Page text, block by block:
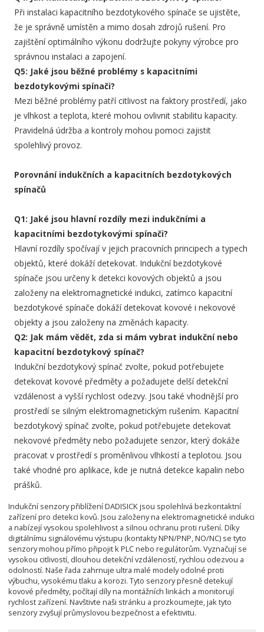
Při instalaci kapacitního bezdotykového spínače se ujistěte,
že je správně umístěn a mimo dosah zdrojů rušení. Pro
zajištění optimálního výkonu dodržujte pokyny výrobce pro
správnou instalaci a zapojení.
Q5: Jaké jsou běžné problémy s kapacitními
bezdotykovými spínači?
Mezi běžné problémy patří citlivost na faktory prostředí, jako
je vlhkost a teplota, které mohou ovlivnit stabilitu kapacity.
Pravidelná údržba a kontroly mohou pomoci zajistit
spolehlivý provoz.
Porovnání indukčních a kapacitních bezdotykových
spínačů
Q1: Jaké jsou hlavní rozdíly mezi indukčními a
kapacitními bezdotykovými spínači?
Hlavní rozdíly spočívají v jejich pracovních principech a typech
objektů, které dokáží detekovat. Indukční bezdotykové
spínače jsou určeny k detekci kovových objektů a jsou
založeny na elektromagnetické indukci, zatímco kapacitní
bezdotykové spínače dokáží detekovat kovové i nekovové
objekty a jsou založeny na změnách kapacity.
Q2: Jak mám vědět, zda si mám vybrat indukční nebo
kapacitní bezdotykový spínač?
Indukční bezdotykový spínač zvolte, pokud potřebujete
detekovat kovové předměty a požadujete delší detekční
vzdálenost a vyšší rychlost odezvy. Jsou také vhodnější pro
prostředí se silným elektromagnetickým rušením. Kapacitní
bezdotykový spínač zvolte, pokud potřebujete detekovat
nekovové předměty nebo požadujete senzor, který dokáže
pracovat v prostředí s proměnlivou vlhkostí a teplotou. Jsou
také vhodné pro aplikace, kde je nutná detekce kapalin nebo
prášků.
Indukční senzory přiblížení DADISICK jsou spolehlivá bezkontaktní
zařízení pro detekci kovů. Jsou založeny na elektromagnetické indukci
a nabízejí vysokou spolehlivost a silnou ochranu proti rušení. Díky
digitálnímu signálovému výstupu (kontakty NPN/PNP, NO/NC) se tyto
senzory mohou přímo připojit k PLC nebo regulátorům. Vyznačují se
vysokou citlivostí, dlouhou detekční vzdáleností, rychlou odezvou a
odolností. Naše řada zahrnuje ultra malé modely odolné proti
výbuchu, vysokému tlaku a korozi. Tyto senzory přesně detekují
kovové předměty, počítají díly na montážních linkách a monitorují
rychlost zařízení. Navštivte naši stránku a prozkoumejte, jak tyto
senzory zvyšují průmyslovou bezpečnost a efektivitu.